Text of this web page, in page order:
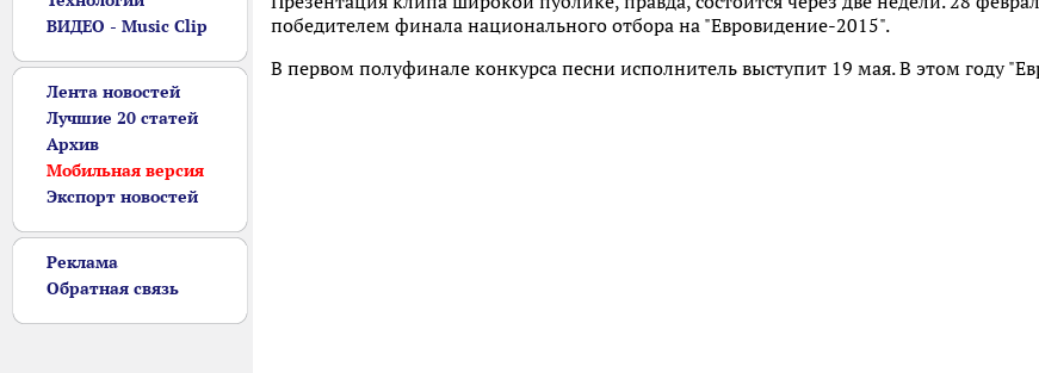
ВИДЕО - Music Clip
Лента новостей
Лучшие 20 статей
Архив
Мобильная версия
Экспорт новостей
Реклама
Обратная связь
победителем финала национального отбора на "Евровидение-2015".
В первом полуфинале конкурса песни исполнитель выступит 19 мая. В этом году